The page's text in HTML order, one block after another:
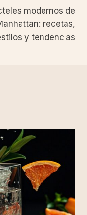
modernos de
recetas,
y tendencias